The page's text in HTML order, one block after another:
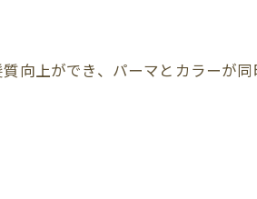
向上ができ、パーマとカラーが